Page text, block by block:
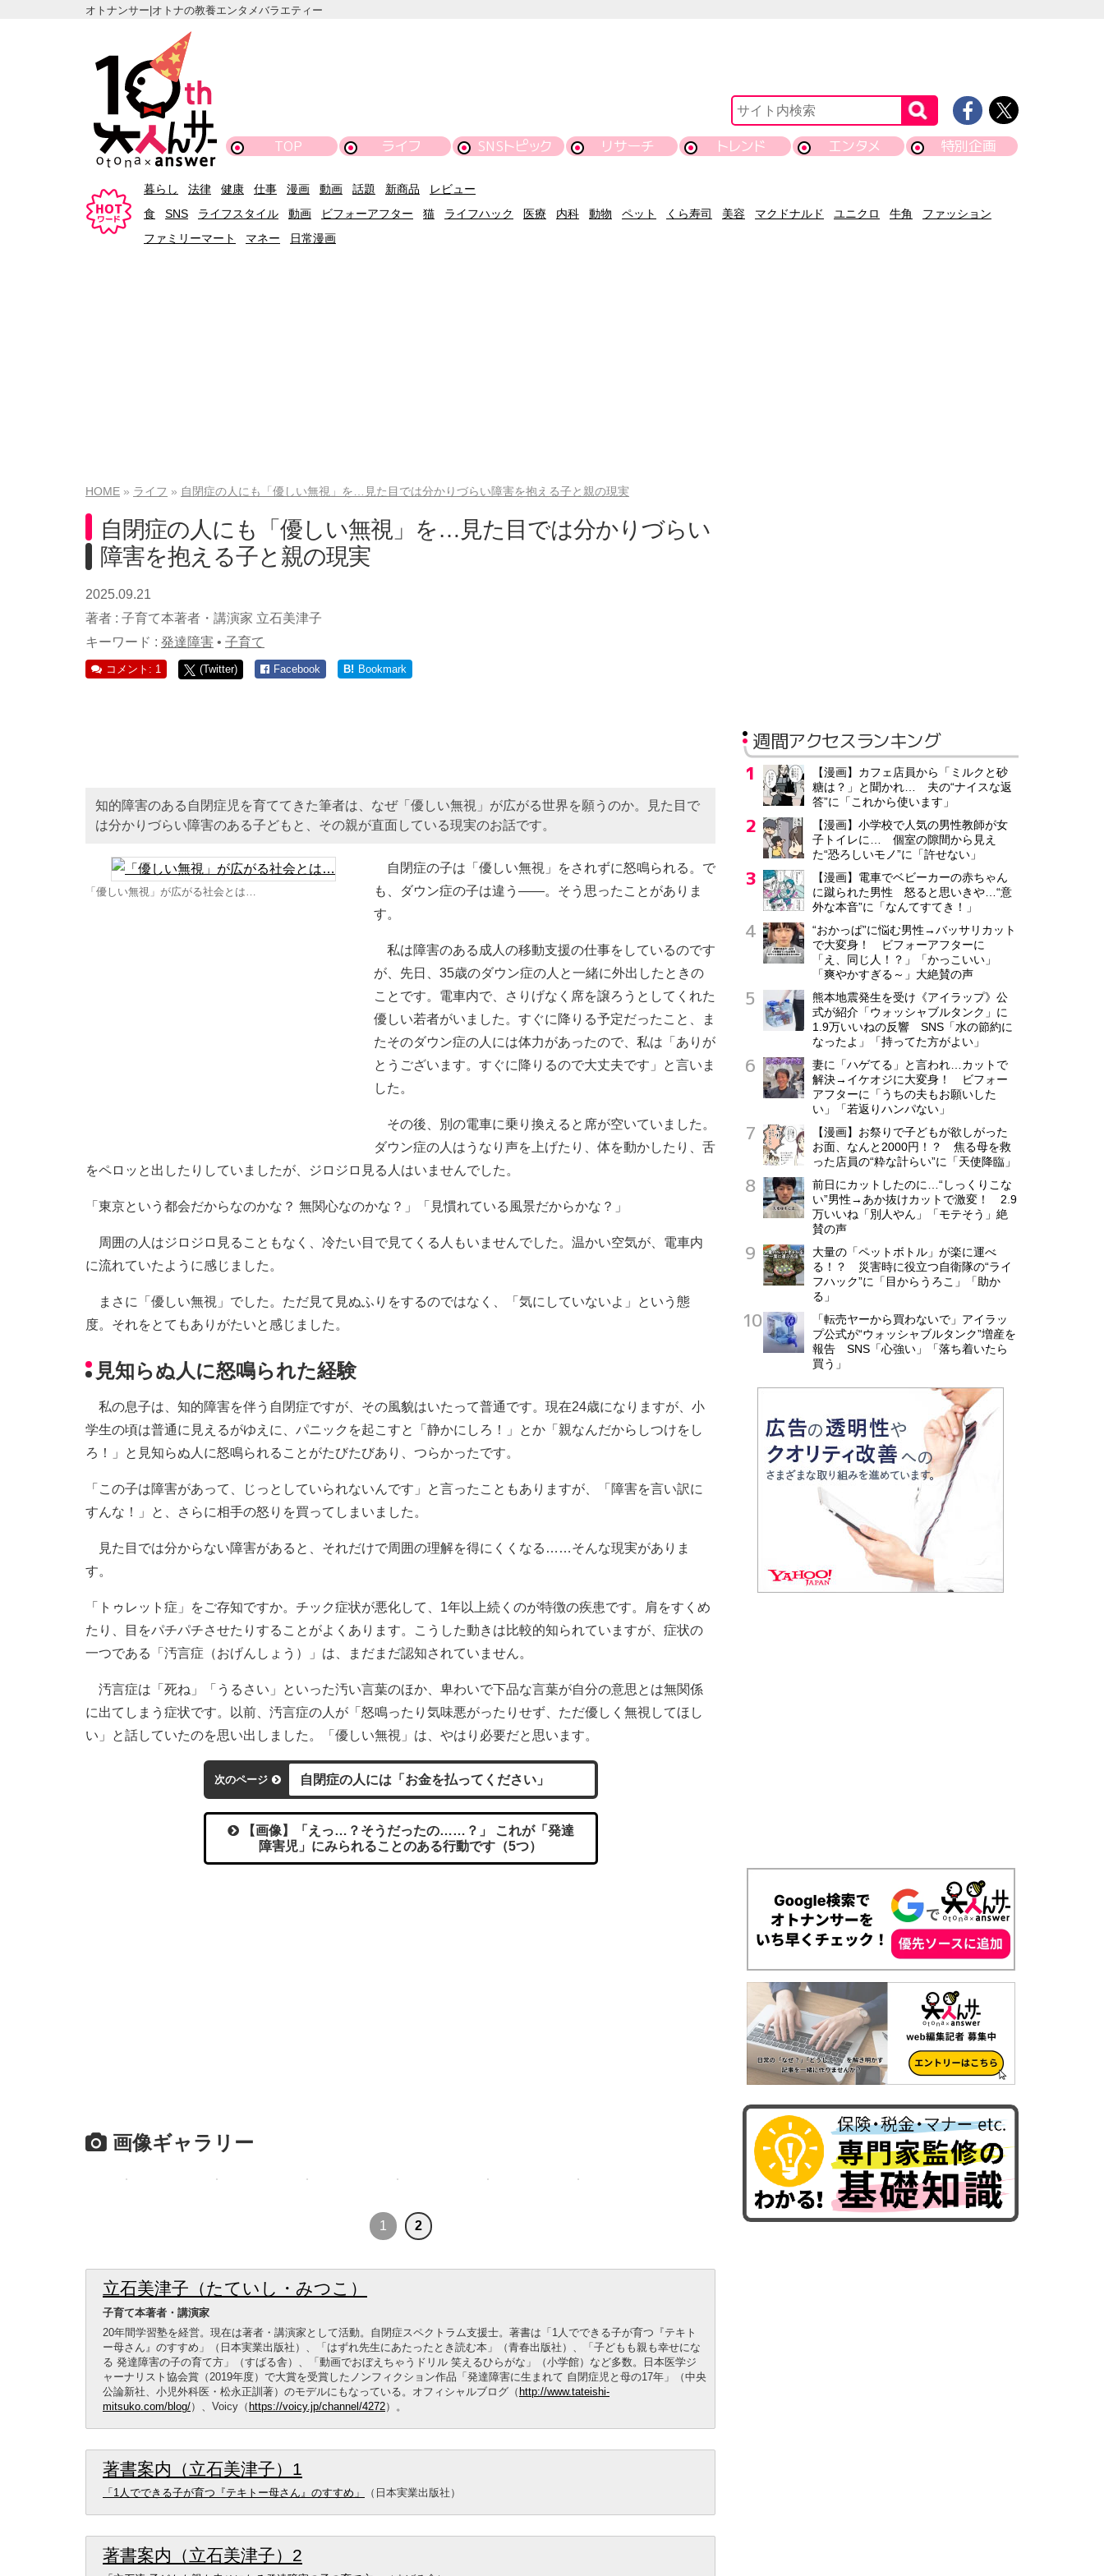
オトナンサー|オトナの教養エンタメバラエティー
TOP ライフ SNSトピック リサーチ トレンド エンタメ 特別企画
暮らし 法律 健康 仕事 漫画 動画 話題 新商品
レビュー
食
SNS ライフスタイル 動画 ビフォーアフター 猫 ライフハック 医療 内科 動物 ペット くら寿司 美容 マクドナルド ユニクロ 牛角
ファッション
ファミリーマート
マネー 日常漫画
HOME ライフ 自閉症の人にも「優しい無視」を…見た目では分かりづらい障害を抱える子と親の現実
自閉症の人にも「優しい無視」を…見た目では分かりづらい
障害を抱える子と親の現実
2025.09.21
著者 : 子育て本著者・講演家 立石美津子
キーワード : 発達障害 • 子育て
コメント: 1 (Twitter) Facebook B! Bookmark
知的障害のある自閉症児を育ててきた筆者は、なぜ「優しい無視」が広がる世界を願うのか。見た目で
は分かりづらい障害のある子どもと、その親が直面している現実のお話です。
「優しい無視」が広がる社会とは…
自閉症の子は「優しい無視」をされずに怒鳴られる。で
も、ダウン症の子は違う――。そう思ったことがありま
す。
私は障害のある成人の移動支援の仕事をしているのです
が、先日、35歳のダウン症の人と一緒に外出したときの
ことです。電車内で、さりげなく席を譲ろうとしてくれた
優しい若者がいました。すぐに降りる予定だったこと、ま
たそのダウン症の人には体力があったので、私は「ありが
とうございます。すぐに降りるので大丈夫です」と言いま
した。
その後、別の電車に乗り換えると席が空いていました。
ダウン症の人はうなり声を上げたり、体を動かしたり、舌
をペロッと出したりしていましたが、ジロジロ見る人はいませんでした。
「東京という都会だからなのかな？ 無関心なのかな？」「見慣れている風景だからかな？」
周囲の人はジロジロ見ることもなく、冷たい目で見てくる人もいませんでした。温かい空気が、電車内
に流れていたように感じました。
まさに「優しい無視」でした。ただ見て見ぬふりをするのではなく、「気にしていないよ」という態
度。それをとてもありがたいと感じました。
見知らぬ人に怒鳴られた経験
私の息子は、知的障害を伴う自閉症ですが、その風貌はいたって普通です。現在24歳になりますが、小
学生の頃は普通に見えるがゆえに、パニックを起こすと「静かにしろ！」とか「親なんだからしつけをし
ろ！」と見知らぬ人に怒鳴られることがたびたびあり、つらかったです。
「この子は障害があって、じっとしていられないんです」と言ったこともありますが、「障害を言い訳に
すんな！」と、さらに相手の怒りを買ってしまいました。
見た目では分からない障害があると、それだけで周囲の理解を得にくくなる……そんな現実がありま
す。
「トゥレット症」をご存知ですか。チック症状が悪化して、1年以上続くのが特徴の疾患です。肩をすくめ
たり、目をパチパチさせたりすることがよくあります。こうした動きは比較的知られていますが、症状の
一つである「汚言症（おげんしょう）」は、まだまだ認知されていません。
汚言症は「死ね」「うるさい」といった汚い言葉のほか、卑わいで下品な言葉が自分の意思とは無関係
に出てしまう症状です。以前、汚言症の人が「怒鳴ったり気味悪がったりせず、ただ優しく無視してほし
い」と話していたのを思い出しました。「優しい無視」は、やはり必要だと思います。
次のページ 自閉症の人には「お金を払ってください」
【画像】「えっ…？そうだったの……？」 これが「発達
障害児」にみられることのある行動です（5つ）
画像ギャラリー
1 2
立石美津子（たていし・みつこ）
子育て本著者・講演家
20年間学習塾を経営。現在は著者・講演家として活動。自閉症スペクトラム支援士。著書は「1人でできる子が育つ『テキト
ー母さん』のすすめ」（日本実業出版社）、「はずれ先生にあたったとき読む本」（青春出版社）、「子どもも親も幸せにな
る 発達障害の子の育て方」（すばる舎）、「動画でおぼえちゃうドリル 笑えるひらがな」（小学館）など多数。日本医学ジ
ャーナリスト協会賞（2019年度）で大賞を受賞したノンフィクション作品「発達障害に生まれて 自閉症児と母の17年」（中央
公論新社、小児外科医・松永正訓著）のモデルにもなっている。オフィシャルブログ（ http://www.tateishi-
mitsuko.com/blog/）、Voicy（ https://voicy.jp/channel/4272）。
著書案内（立石美津子）1
「1人でできる子が育つ『テキトー母さん』のすすめ」 （日本実業出版社）
著書案内（立石美津子）2
週間アクセスランキング
【漫画】カフェ店員から「ミルクと砂
糖は？」と聞かれ… 夫の“ナイスな返
答”に「これから使います」
【漫画】小学校で人気の男性教師が女
子トイレに… 個室の隙間から見え
た“恐ろしいモノ”に「許せない」
【漫画】電車でベビーカーの赤ちゃん
に蹴られた男性 怒ると思いきや…“意
外な本音”に「なんてすてき！」
“おかっぱ”に悩む男性→バッサリカット
で大変身！ ビフォーアフターに
「え、同じ人！？」「かっこいい」
「爽やかすぎる～」大絶賛の声
熊本地震発生を受け《アイラップ》公
式が紹介「ウォッシャブルタンク」に
1.9万いいねの反響 SNS「水の節約に
なったよ」「持ってた方がよい」
妻に「ハゲてる」と言われ…カットで
解決→イケオジに大変身！ ビフォー
アフターに「うちの夫もお願いした
い」「若返りハンパない」
【漫画】お祭りで子どもが欲しがった
お面、なんと2000円！？ 焦る母を救
った店員の“粋な計らい”に「天使降臨」
前日にカットしたのに…“しっくりこな
い”男性→あか抜けカットで激変！ 2.9
万いいね「別人やん」「モテそう」絶
賛の声
大量の「ペットボトル」が楽に運べ
る！？ 災害時に役立つ自衛隊の“ライ
フハック”に「目からうろこ」「助か
る」
「転売ヤーから買わないで」アイラッ
プ公式が“ウォッシャブルタンク”増産を
報告 SNS「心強い」「落ち着いたら
買う」